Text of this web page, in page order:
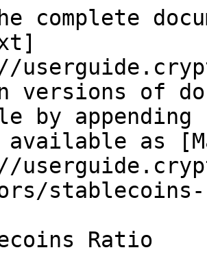
complete
versions of
by
as
Ratio